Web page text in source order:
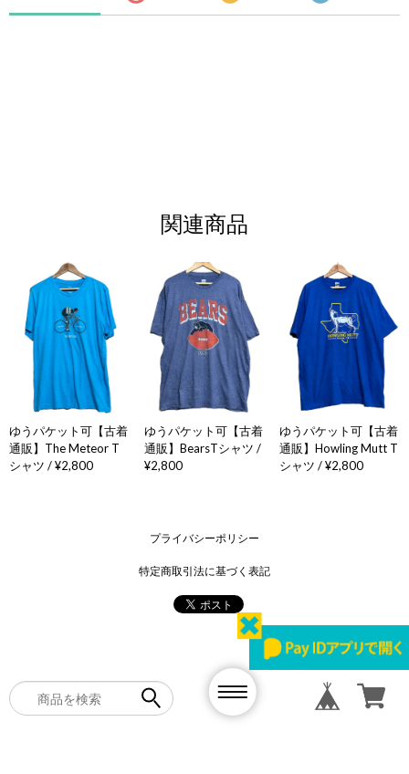
関連商品
ゆうパケット可【古着
通販】The Meteor T
シャツ / ¥2,800
ゆうパケット可【古着
通販】BearsTシャツ /
¥2,800
ゆうパケット可【古着
通販】Howling Mutt T
シャツ / ¥2,800
プライバシーポリシー
特定商取引法に基づく表記